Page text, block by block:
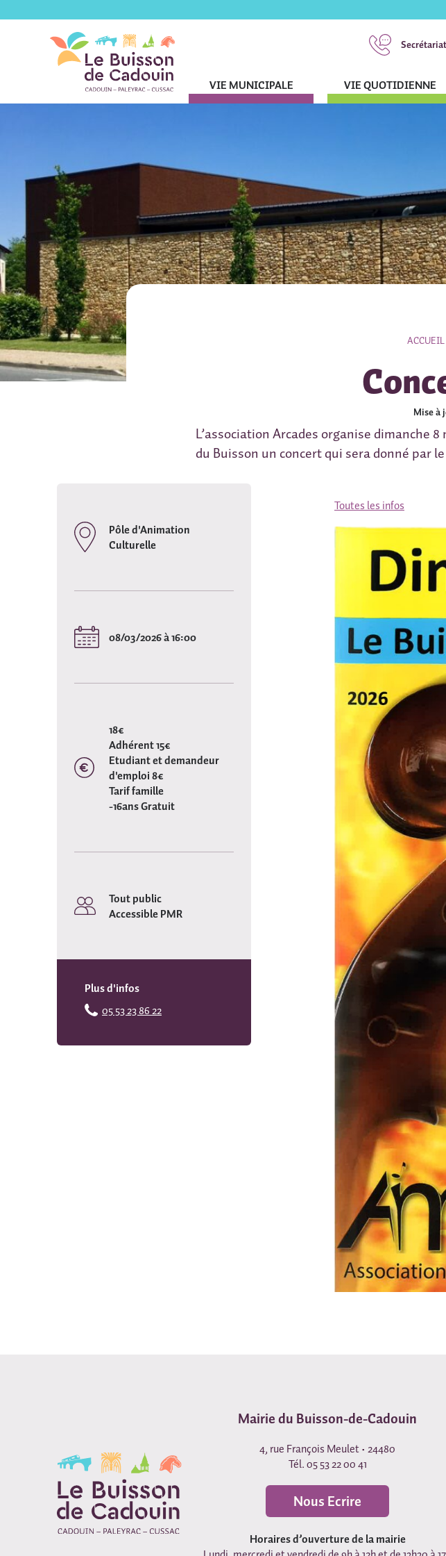
VIE MUNICIPALE VIE QUOTIDIENNE
ACCUEIL
Mise à
L’association Arcades organise dimanche
du Buisson un concert qui sera donné par
Pôle d'Animation
Culturelle
08/03/2026 à 16:00
18€
Adhérent 15€
Etudiant et demandeur
d'emploi 8€
Tarif famille
-16ans Gratuit
Tout public
Accessible PMR
Plus d'infos
05 53 23 86 22
Toutes les infos
Mairie du Buisson-de-Cadouin
4, rue François Meulet • 24480
Tél. 05 53 22 00 41
Nous Ecrire
Horaires d’ouverture de la mairie